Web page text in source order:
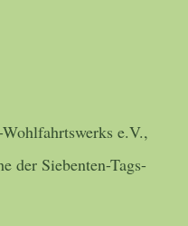
e.V.,
der Siebenten-Tags-